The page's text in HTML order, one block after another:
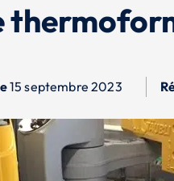
15 septembre 2023